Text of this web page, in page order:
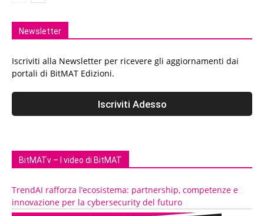
Newsletter
Iscriviti alla Newsletter per ricevere gli aggiornamenti dai
portali di BitMAT Edizioni.
BitMATv – I video di BitMAT
TrendAI rafforza l’ecosistema: partnership, competenze e
innovazione per la cybersecurity del futuro